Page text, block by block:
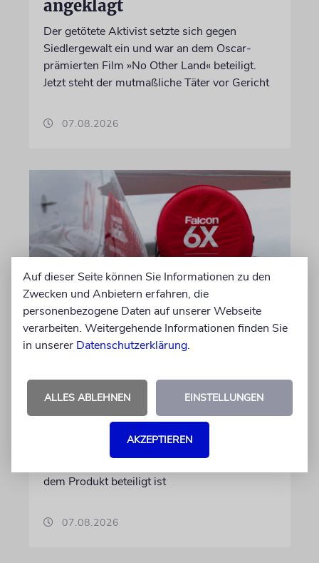
angeklagt
Der getötete Aktivist setzte sich gegen
Siedlergewalt ein und war an dem Oscar-
prämierten Film »No Other Land« beteiligt.
Jetzt steht der mutmaßliche Täter vor Gericht
07.08.2026
Wegen Israel-Boykott:
kann nicht mehr im Nebel
landen
das System »FalconEye« verzichtet, weil der
dem Produkt beteiligt ist
07.08.2026
Auf dieser Seite können Sie Informationen zu den
Zwecken und Anbietern erfahren, die
personenbezogene Daten auf unserer Webseite
verarbeiten. Weitergehende Informationen finden Sie
in unserer Datenschutzerklärung.
ALLES ABLEHNEN EINSTELLUNGEN
AKZEPTIEREN